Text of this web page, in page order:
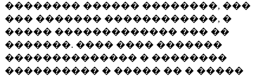
�������� ������ ��������, ���
��� ������� ������������, �
����� ������������� ��� ��
�������. ���� ���� �������
�������������� � ��������
���������� � ����� �� � �����